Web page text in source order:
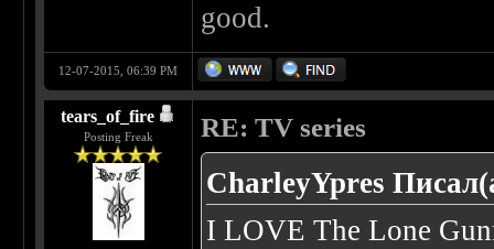
good.
12-07-2015, 06:39 PM
tears_of_fire
Posting Freak RE: TV series
CharleyYpres
I LOVE The Lone